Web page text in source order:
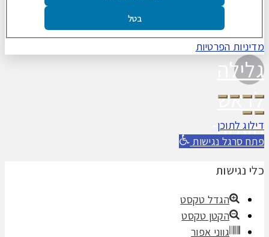
בטל
מדיניות הפרטיות
גלילה
לראש
העמוד
דילוג לתוכן
פתח סרגל נגישות
כלי נגישות
הגדל טקסט
הקטן טקסט
גווני אפור